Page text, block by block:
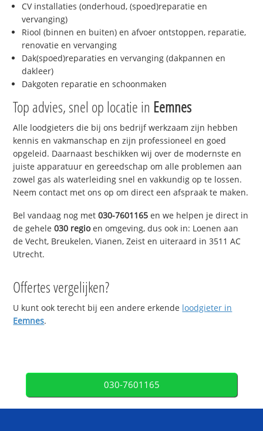
CV installaties (onderhoud, (spoed)reparatie en
vervanging)
Riool (binnen en buiten) en afvoer ontstoppen, reparatie,
renovatie en vervanging
Dak(spoed)reparaties en vervanging (dakpannen en
dakleer)
Dakgoten reparatie en schoonmaken
Top advies, snel op locatie in Eemnes
Alle loodgieters die bij ons bedrijf werkzaam zijn hebben
kennis en vakmanschap en zijn professioneel en goed
opgeleid. Daarnaast beschikken wij over de modernste en
juiste apparatuur en gereedschap om alle problemen aan
zowel gas als waterleiding snel en vakkundig op te lossen.
Neem contact met ons op om direct een afspraak te maken.
Bel vandaag nog met030-7601165 en we helpen je direct in
de gehele030 regioen omgeving, dus ook in: Loenen aan
de Vecht, Breukelen, Vianen, Zeist en uiteraard in 3511 AC
Utrecht.
Offertes vergelijken?
U kunt ook terecht bij een andere erkende loodgieter in
Eemnes.
030-7601165